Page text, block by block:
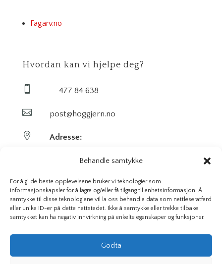
Behandle samtykke
For å gi de beste opplevelsene bruker vi teknologier som
informasjonskapsler for å lagre og/eller få tilgang til enhetsinformasjon. Å
samtykke til disse teknologiene vil la oss behandle data som nettleseratferd
eller unike ID-er på dette nettstedet. Ikke å samtykke eller trekke tilbake
samtykket kan ha negativ innvirkning på enkelte egenskaper og funksjoner.
Godta
Fagarv.no
Hvordan kan vi hjelpe deg?
 477 84 638
 post@hoggjern.no
 Adresse:
Sekel AS
Sentrumsveien 29
3647 Hvittingfoss